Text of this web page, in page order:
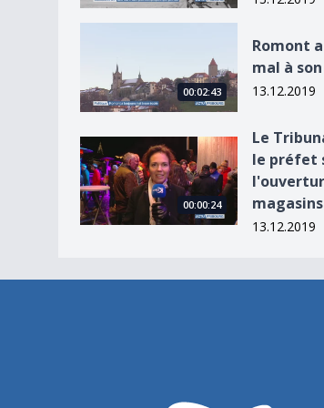
00:02:43
Romont
mal à
13.12.2019
Le Tribunal désavoue le préfet sur
00:00:24
Le
le préfet
magasins
13.12.2019